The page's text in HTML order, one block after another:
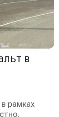
в
рамках